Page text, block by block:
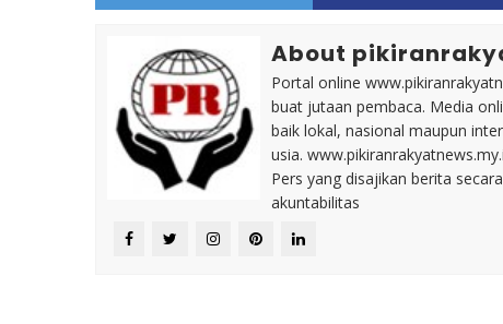
About
Portal online
buat jutaan pembaca. Media
baik lokal, nasional maupun
usia.
Pers yang disajikan berita
akuntabilitas